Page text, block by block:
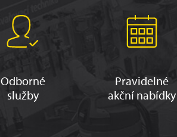
Odborné
služby
Pravidelné
akční nabídky